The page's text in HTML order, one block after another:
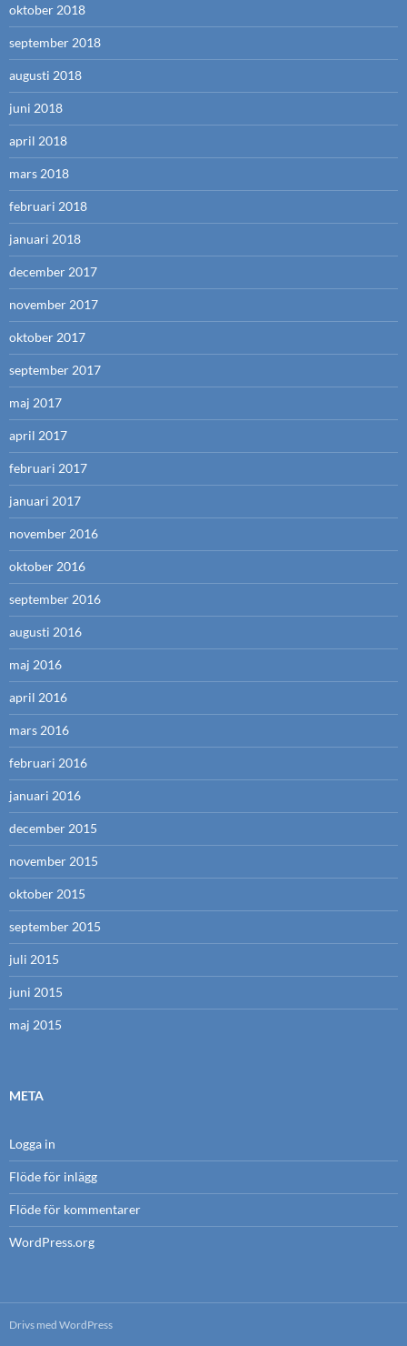
oktober 2018
september 2018
augusti 2018
juni 2018
april 2018
mars 2018
februari 2018
januari 2018
december 2017
november 2017
oktober 2017
september 2017
maj 2017
april 2017
februari 2017
januari 2017
november 2016
oktober 2016
september 2016
augusti 2016
maj 2016
april 2016
mars 2016
februari 2016
januari 2016
december 2015
november 2015
oktober 2015
september 2015
juli 2015
juni 2015
maj 2015
META
Logga in
Flöde för inlägg
Flöde för kommentarer
WordPress.org
Drivs med WordPress